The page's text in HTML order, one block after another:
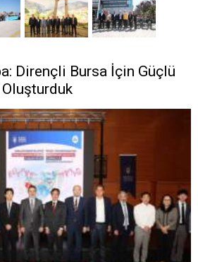
Dirençli Bursa İçin Güçlü
Oluşturduk